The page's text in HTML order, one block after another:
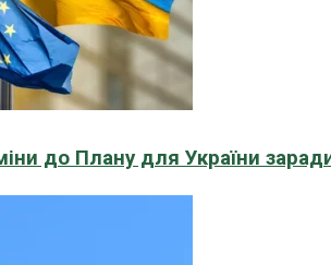
до Плану для України